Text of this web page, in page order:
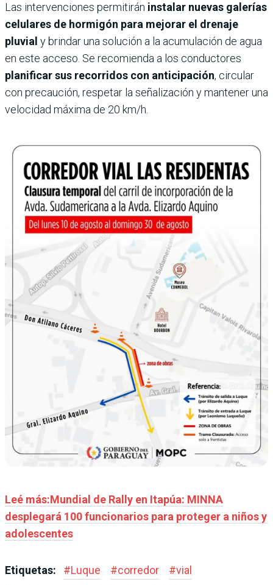
Las intervenciones permitirán instalar nuevas galerías
celulares de hormigón para mejorar el drenaje
pluvial y brindar una solución a la acumulación de agua
en este acceso. Se recomienda a los conductores
planificar sus recorridos con anticipación, circular
con precaución, respetar la señalización y mantener una
velocidad máxima de 20 km/h.
Leé más:Mundial de Rally en Itapúa: MINNA
desplegará 100 funcionarios para proteger a niños y
adolescentes
Etiquetas: #Luque #corredor #vial